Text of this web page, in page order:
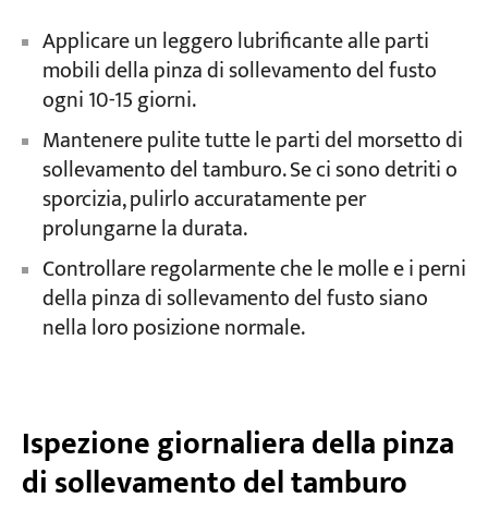
Applicare un leggero lubrificante alle parti
mobili della pinza di sollevamento del fusto
ogni 10-15 giorni.
Mantenere pulite tutte le parti del morsetto di
sollevamento del tamburo. Se ci sono detriti o
sporcizia, pulirlo accuratamente per
prolungarne la durata.
Controllare regolarmente che le molle e i perni
della pinza di sollevamento del fusto siano
nella loro posizione normale.
Ispezione giornaliera della pinza
di sollevamento del tamburo